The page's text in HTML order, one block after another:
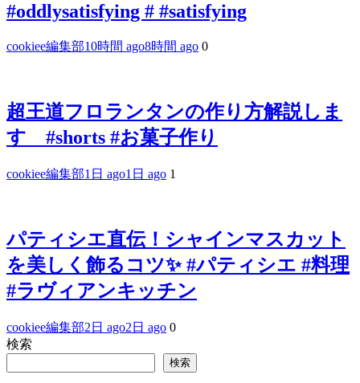
#oddlysatisfying # #satisfying⁠
cookiee編集部10時間 ago8時間 ago 0
超王道フロランタンの作り方解説しま
す #shorts #お菓子作り
cookiee編集部1日 ago1日 ago 1
パティシエ直伝！シャインマスカット
を美しく飾るコツ✨ #パティシエ #料理
#ラヴィアンキッチン
cookiee編集部2日 ago2日 ago 0
検索
検索